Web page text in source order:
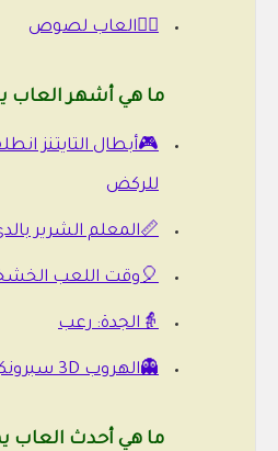
🕵️‍♂️العاب لصوص
ما هي أشهر العاب
🎮أبطال التايتنز
للركض
📏المعلم الشرير
🎈وقت اللعب
👵الجدة: رعب
👻الهروب 3D سبرونكي
ما هي أحدث العاب